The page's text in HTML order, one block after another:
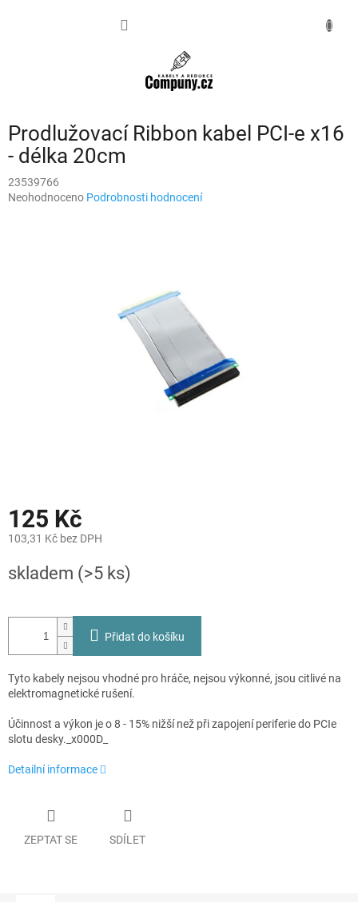
NÁKUPNÍ
Prodlužovací Ribbon kabel PCI-e x16
- délka 20cm
23539766
Průměrné
Neohodnoceno Podrobnosti hodnocení
125 Kč
103,31 Kč bez DPH
cena:
skladem (>5 ks)
Přidat do košíku
Tyto kabely nejsou vhodné pro hráče, nejsou výkonné, jsou citlivé na
elektromagnetické rušení.
Účinnost a výkon je o 8 - 15% nižší než při zapojení periferie do PCIe
slotu desky._x000D_
Detailní informace
ZEPTAT SE SDÍLET